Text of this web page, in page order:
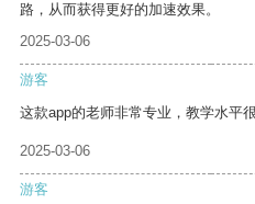
路，从而获得更好的加速效果。
2025-03-06
游客
这款app的老师非常专业，教学水平
2025-03-06
游客